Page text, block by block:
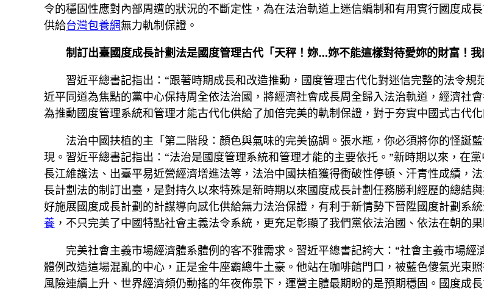
令的穩固性應對內部周遭的狀況的不斷定性，為在法治軌道上迷信編制和有用實行國度成
供給台灣包養網無力軌制保證。
制訂出臺國度成長計劃法是國度管理古代「天秤！妳…妳不能這樣對待愛妳的財富！
習近平總書記指出：“跟著時期成長和改造推動，國度管理古代化對迷信完整的法令規
近平同道為焦點的黨中心保持周全依法治國，將經濟社會成長周全歸入法治軌道，經濟社
為推動國度管理系統和管理才能古代化供給了加倍完美的軌制保證，對于夯實中國式古代
法治中國扶植的主「第二階段：顏色與氣味的完美協調。張水瓶，你必須將你的怪誕
現。習近平總書記指出：“法治是國度管理系統和管理才能的主要依托。”新時期以來，在
長江維護法、出臺平易近營經濟增進法等，法治中國扶植獲得衝破性停頓、汗青性成績，
長計劃法的制訂出臺，是對持久以來特殊是新時期以來國度成長計劃任務勝利經歷的總結
好施展國度成長計劃的計謀導向感化供給無力法治保證，有利于新情勢下晉陞國度計劃系
養 ，不只完美了中國特點社會主義法令系統，更充足彰顯了我們黨依法治國、依法在朝的果
完美社會主義市場經濟體系體例的客不雅需求。習近平總書記誇大：“社會主義市場
體例改造這場混亂的中心，正是金牛座霸總牛土豪。他站在咖啡館門口，被藍色傻氣光束
風險連續上升、世界經濟頻仍動搖的年夜佈景下，運營主體最期盼的是預期穩固。國度成